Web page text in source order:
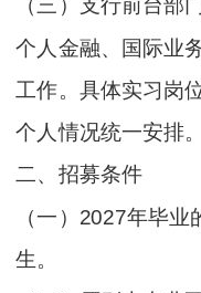
（三）支行前台部
个人金融、国际业
工作。具体实习岗
个人情况统一安排。
二、招募条件
（一）2027年毕
生。